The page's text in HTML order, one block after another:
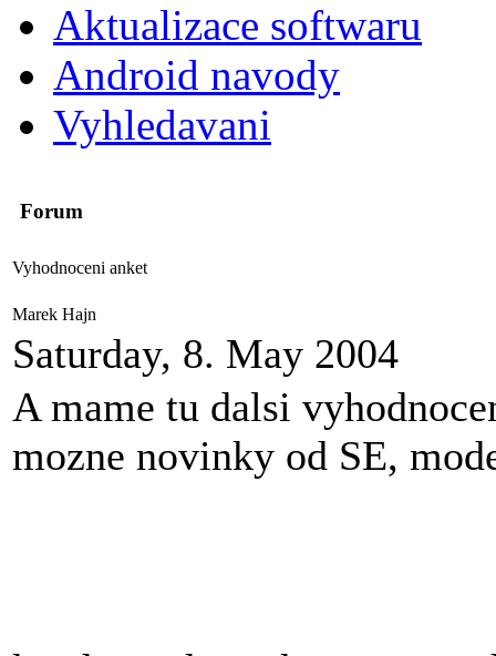
Aktualizace softwaru
Android navody
Vyhledavani
Forum
Vyhodnoceni anket
Marek Hajn
Saturday, 8. May 2004
A mame tu dalsi
mozne novinky od SE,